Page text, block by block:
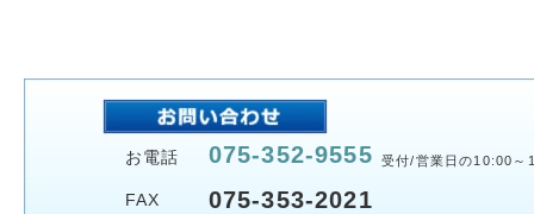
お電話 075-352-9555 受付/営業日の10:00～
FAX 075-353-2021